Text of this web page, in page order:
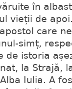
în
vieții de
care
simț,
de istoria
la Strajă,
Iulia. A